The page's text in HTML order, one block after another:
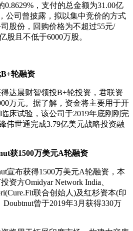
0.8629%，支付的总金额为31.00亿
公司曾披露，拟以集中竞价的方式
股份，回购价格为不超过55元/
股且不低于6000万股。
轮融资
晨财智领投B+轮投资，君联资
万元。据了解，资金将主要用于开
床试验，该公司于2019年底刚刚完
伟世通完成3.79亿美元战略投资融
获1500万美元A轮融资
布获得1500万美元A轮融资，本
资方Omidyar Network India、
联合创始人)及红杉资本(印
曾于2019年3月获得330万